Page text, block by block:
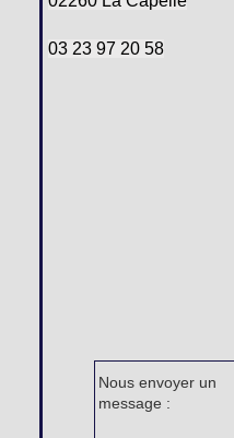
03 23 97 20 58
Nous envoyer un
message :